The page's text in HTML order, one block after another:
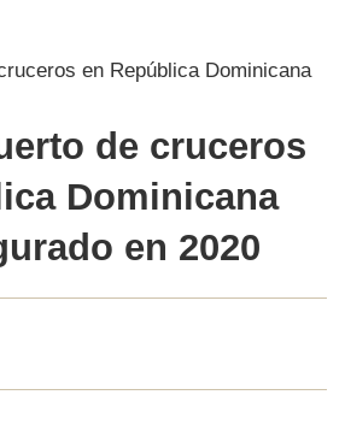
de cruceros
Dominicana
en 2020